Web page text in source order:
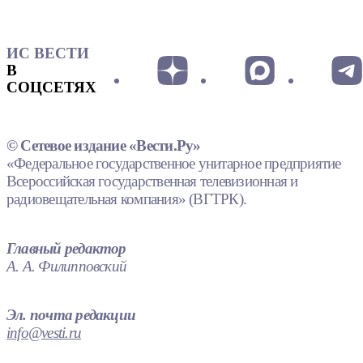
ИС ВЕСТИ
В
СОЦСЕТЯХ
© Сетевое издание «Вести.Ру»
«Федеральное государственное унитарное предприятие
Всероссийская государственная телевизионная и
радиовещательная компания» (ВГТРК).
Главный редактор
А. А. Филипповский
Эл. почта редакции
info@vesti.ru